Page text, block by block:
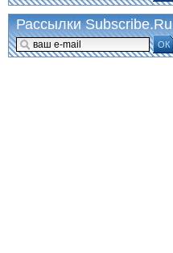
Рассылки Subscribe.Ru
ОК